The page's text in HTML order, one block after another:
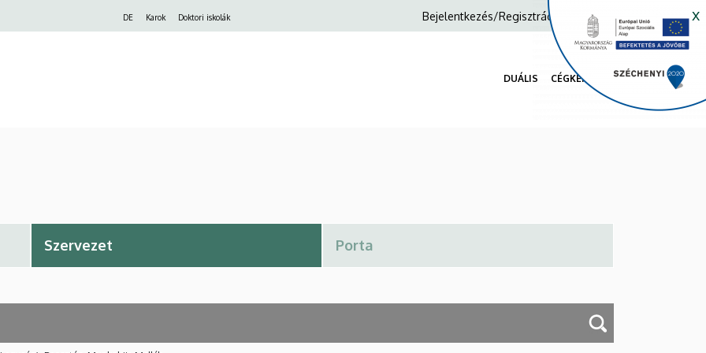
DE Karok Doktori iskolák x
Anonim
Bejelentkezés/Regisztráció
navigáció
DUÁLIS CÉGKERESŐ